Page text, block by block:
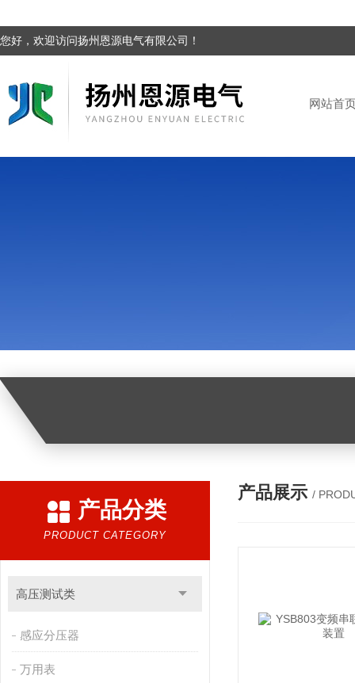
您好，欢迎访问扬州恩源电气有限公司！
网站首
产品分类
PRODUCT CATEGORY
高压测试类
感应分压器
万用表
产品展示 /